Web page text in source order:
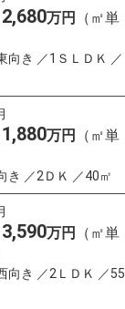
2,680万円
（㎡単
向き ／1ＳＬＤＫ ／
1,880万円
（㎡単
き ／2ＤＫ ／40㎡
3,590万円
（㎡単
向き ／2ＬＤＫ ／55